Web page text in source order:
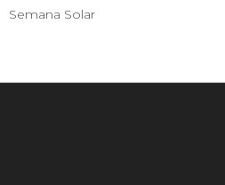
Semana Solar